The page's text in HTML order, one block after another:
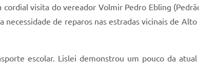
visita do vereador Volmir Pedro Ebling
de reparos nas estradas vicinais de Alto
escolar. Lislei demonstrou um pouco da atual